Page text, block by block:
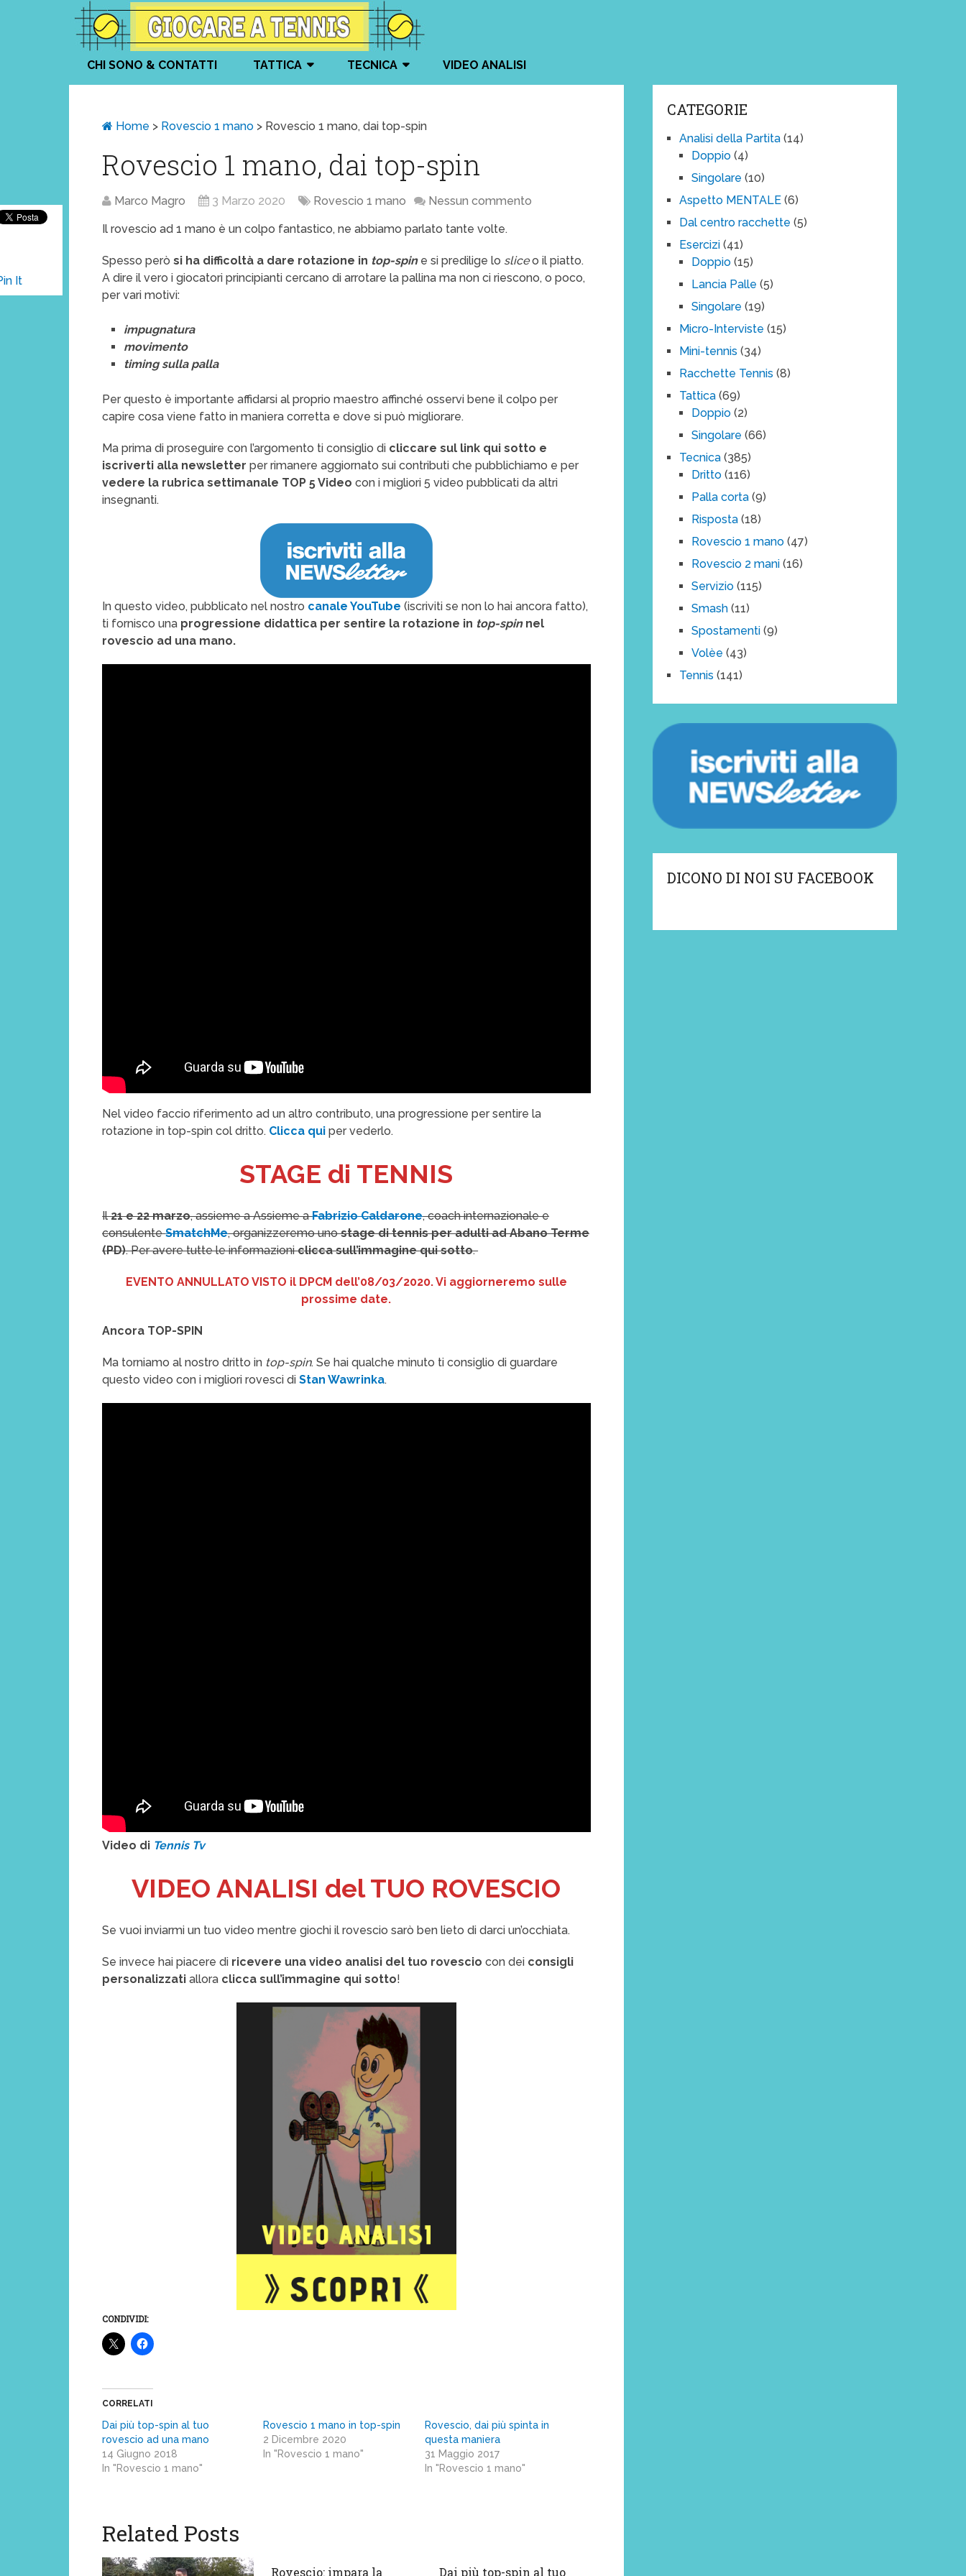
CHI SONO & CONTATTI TATTICA TECNICA VIDEO ANALISI
Home > Rovescio 1 mano > Rovescio 1 mano, dai top-spin
Rovescio 1 mano, dai top-spin
Marco Magro 3 Marzo 2020 Rovescio 1 mano Nessun commento
Il rovescio ad 1 mano è un colpo fantastico, ne abbiamo parlato tante volte.
Spesso però si ha difficoltà a dare rotazione in top-spin e si predilige lo sliceo il piatto.
A dire il vero i giocatori principianti cercano di arrotare la pallina ma non ci riescono, o poco,
per vari motivi:
impugnatura
movimento
timing sulla palla
Per questo è importante affidarsi al proprio maestro affinché osservi bene il colpo per
capire cosa viene fatto in maniera corretta e dove si può migliorare.
Ma prima di proseguire con l’argomento ti consiglio di cliccare sul link qui sotto e
iscriverti alla newsletterper rimanere aggiornato sui contributi che pubblichiamo e per
vedere la rubrica settimanale TOP 5 Video con i migliori 5 video pubblicati da altri
insegnanti.
In questo video, pubblicato nel nostro canale YouTube (iscriviti se non lo hai ancora fatto),
ti fornisco una progressione didattica per sentire la rotazione in top-spinnel
rovescio ad una mano.
Nel video faccio riferimento ad un altro contributo, una progressione per sentire la
rotazione in top-spin col dritto. Clicca quiper vederlo.
STAGE di TENNIS
Il21 e 22 marzo, assieme a Assieme aFabrizio Caldarone, coach internazionale e
consulenteSmatchMe, organizzeremo unostage di tennis per adulti ad Abano Terme
(PD). Per avere tutte le informazioniclicca sull’immagine qui sotto.
EVENTO ANNULLATO VISTO il DPCM dell’08/03/2020. Vi aggiorneremo sulle
prossime date.
Ancora TOP-SPIN
Ma torniamo al nostro dritto in top-spin. Se hai qualche minuto ti consiglio di guardare
questo video con i migliori rovesci diStan Wawrinka.
Video di Tennis Tv
VIDEO ANALISI del TUO ROVESCIO
Se vuoi inviarmi un tuo video mentre giochi il rovescio sarò ben lieto di darci un’occhiata.
Se invece hai piacere di ricevere una video analisi del tuo rovescio con dei consigli
personalizzati allora clicca sull’immagine qui sotto!
CONDIVIDI:
CORRELATI
Dai più top-spin al tuo
rovescio ad una mano
14 Giugno 2018
In "Rovescio 1 mano"
Rovescio 1 mano in top-spin
2 Dicembre 2020
In "Rovescio 1 mano"
Rovescio, dai più spinta in
questa maniera
31 Maggio 2017
In "Rovescio 1 mano"
It
Related Posts
Rovescio: impara la Dai più top-spin al tuo
CATEGORIE
Analisi della Partita (14)
Doppio (4)
Singolare (10)
Aspetto MENTALE (6)
Dal centro racchette (5)
Esercizi (41)
Doppio (15)
Lancia Palle (5)
Singolare (19)
Micro-Interviste (15)
Mini-tennis (34)
Racchette Tennis (8)
Tattica (69)
Doppio (2)
Singolare (66)
Tecnica (385)
Dritto (116)
Palla corta (9)
Risposta (18)
Rovescio 1 mano (47)
Rovescio 2 mani (16)
Servizio (115)
Smash (11)
Spostamenti (9)
Volèe (43)
Tennis (141)
DICONO DI NOI SU FACEBOOK